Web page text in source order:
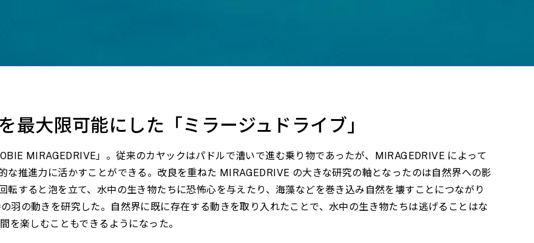
最大限可能にした「ミラージュドライブ」
MIRAGEDRIVE」。従来のカヤックはパドルで漕いで進む乗り物であったが、MIRAGEDRIVE によって
な推進力に活かすことができる。改良を重ねた MIRAGEDRIVE の大きな研究の軸となったのは自然界への影
すると泡を立て、水中の生き物たちに恐怖心を与えたり、海藻などを巻き込み自然を壊すことにつながり
羽の動きを研究した。自然界に既に存在する動きを取り入れたことで、水中の生き物たちは逃げることはな
を楽しむこともできるようになった。